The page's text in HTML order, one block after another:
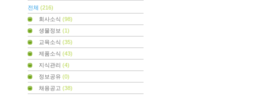
전체 (216)
회사소식 (98)
생물정보 (1)
교육소식 (35)
제품소식 (43)
지식관리 (4)
정보공유 (0)
채용공고 (38)